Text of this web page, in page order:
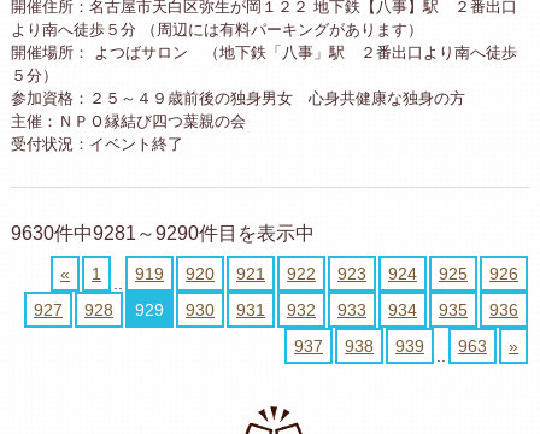
開催住所：名古屋市天白区弥生が岡１２２ 地下鉄【八事】駅 ２番出口
より南へ徒歩５分 （周辺には有料パーキングがあります）
開催場所： よつばサロン （地下鉄「八事」駅 ２番出口より南へ徒歩
５分）
参加資格：２５～４９歳前後の独身男女 心身共健康な独身の方
主催：ＮＰＯ縁結び四つ葉親の会
受付状況：イベント終了
9630件中9281～9290件目を表示中
« 1 919 920 921 922 923 924 925
926
927
928 929 930 931 932 933 934 935
936
937
938 939 963 »